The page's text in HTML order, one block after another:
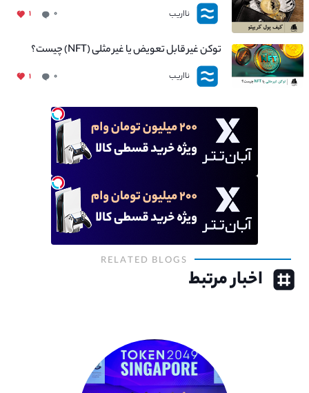
نااریب ۰ ۱
توکن غیر قابل تعویض یا غیر مثلی (NFT) چیست؟
نااریب ۰ ۱
RELATED BLOGS
اخبار مرتبط